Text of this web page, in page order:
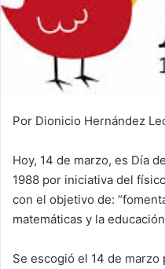
Por Dionicio Hernández
Hoy, 14 de marzo, es Día
1988 por iniciativa del
con el objetivo de:
matemáticas y la
Se escogió el 14 de